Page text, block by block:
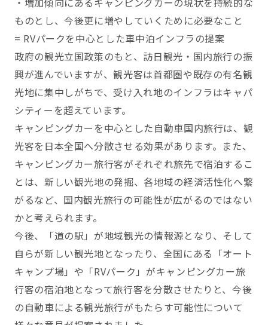
ものとし、今後更に増やしていくために必要なこと
= RVパークを中心とした車中泊インフラの提案
政府の観光立国政策のもと、訪日観光・国内旅行の振
興が進んでいますが、観光客は首都圏や既存の有名観
光地に集中しがちで、受け入れ地のインフラはキャパ
シティーを超えています。
キャンピングカーを中心とした自動車国内旅行は、観
光客を日本全国へ分散させる効果があります。また、
キャンピングカー旅行客がそれぞれ旅先で宿泊するこ
とは、新しい観光地の発掘、各地域の経済活性化へ繋
がるなど、国内観光旅行の可能性が広がるのではない
かと考えられます。
今後、「道の駅」が地域観光の情報源となり、そして
自らが新しい観光地となったり、全国にある「オート
キャンプ場」や「RVパーク」がキャンピングカー旅
行客の宿泊地となって旅行客を分散させたりと、今後
の自動車による観光旅行がもたらす可能性について